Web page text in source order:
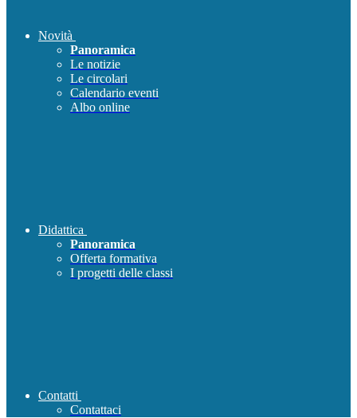
Novità
Panoramica
Le notizie
Le circolari
Calendario eventi
Albo online
Didattica
Panoramica
Offerta formativa
I progetti delle classi
Contatti
Contattaci